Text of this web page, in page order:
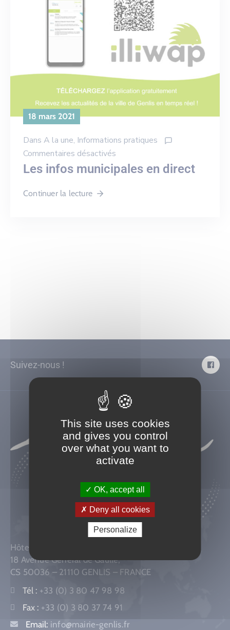
18 mars 2021
Dans A la une‚ Informations pratiques
Commentaires désactivés
Les infos municipales en direct
Continuer la lecture
Suivez-nous !
Hôtel de Ville
18 Avenue Général de Gaulle,
CS 50036 – 21110 GENLIS – FRANCE
Tél : +33 (0) 3 80 47 98 98
Fax : +33 (0) 3 80 37 74 91
Email: info@mairie-genlis.fr
This site uses cookies
and gives you control
over what you want to
activate
OK, accept all
Deny all cookies
Personalize